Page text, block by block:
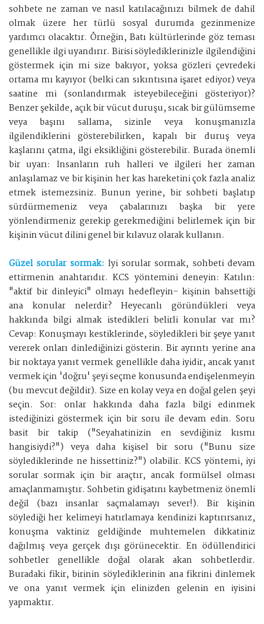
sohbete ne zaman ve nasıl katılacağınızı bilmek de dahil
olmak üzere her türlü sosyal durumda gezinmenize
yardımcı olacaktır. Örneğin, Batı kültürlerinde göz teması
genellikle ilgi uyandırır. Birisi söylediklerinizle ilgilendiğini
göstermek için mi size bakıyor, yoksa gözleri çevredeki
ortama mı kayıyor (belki can sıkıntısına işaret ediyor) veya
saatine mi (sonlandırmak isteyebileceğini gösteriyor)?
Benzer şekilde, açık bir vücut duruşu, sıcak bir gülümseme
veya başını sallama, sizinle veya konuşmanızla
ilgilendiklerini gösterebilirken, kapalı bir duruş veya
kaşlarını çatma, ilgi eksikliğini gösterebilir. Burada önemli
bir uyarı: İnsanların ruh halleri ve ilgileri her zaman
anlaşılamaz ve bir kişinin her kas hareketini çok fazla analiz
etmek istemezsiniz. Bunun yerine, bir sohbeti başlatıp
sürdürmemeniz veya çabalarınızı başka bir yere
yönlendirmeniz gerekip gerekmediğini belirlemek için bir
kişinin vücut dilini genel bir kılavuz olarak kullanın.
Güzel sorular sormak: İyi sorular sormak, sohbeti devam
ettirmenin anahtarıdır. KCS yöntemini deneyin: Katılın:
"aktif bir dinleyici" olmayı hedefleyin- kişinin bahsettiği
ana konular nelerdir? Heyecanlı göründükleri veya
hakkında bilgi almak istedikleri belirli konular var mı?
Cevap: Konuşmayı kestiklerinde, söyledikleri bir şeye yanıt
vererek onları dinlediğinizi gösterin. Bir ayrıntı yerine ana
bir noktaya yanıt vermek genellikle daha iyidir, ancak yanıt
vermek için 'doğru' şeyi seçme konusunda endişelenmeyin
(bu mevcut değildir). Size en kolay veya en doğal gelen şeyi
seçin. Sor: onlar hakkında daha fazla bilgi edinmek
istediğinizi göstermek için bir soru ile devam edin. Soru
basit bir takip ("Seyahatinizin en sevdiğiniz kısmı
hangisiydi?") veya daha kişisel bir soru ("Bunu size
söylediklerinde ne hissettiniz?") olabilir. KCS yöntemi, iyi
sorular sormak için bir araçtır, ancak formülsel olması
amaçlanmamıştır. Sohbetin gidişatını kaybetmeniz önemli
değil (bazı insanlar saçmalamayı sever!). Bir kişinin
söylediği her kelimeyi hatırlamaya kendinizi kaptırırsanız,
konuşma vaktiniz geldiğinde muhtemelen dikkatiniz
dağılmış veya gerçek dışı görünecektir. En ödüllendirici
sohbetler genellikle doğal olarak akan sohbetlerdir.
Buradaki fikir, birinin söylediklerinin ana fikrini dinlemek
ve ona yanıt vermek için elinizden gelenin en iyisini
yapmaktır.